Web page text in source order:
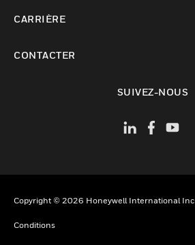
CARRIÈRE
CONTACTER
SUIVEZ-NOUS
Copyright © 2026 Honeywell International Inc
Conditions